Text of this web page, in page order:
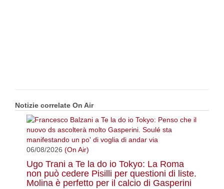
Notizie correlate On Air
06/08/2026 (On Air)
Ugo Trani a Te la do io Tokyo: La Roma
non può cedere Pisilli per questioni di liste.
Molina è perfetto per il calcio di Gasperini